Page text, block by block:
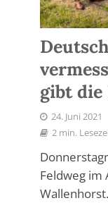
gibt die
24. Juni 2021
2 min.
Feldweg im